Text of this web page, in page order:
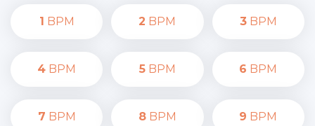
1 BPM 2 BPM 3BPM
4 BPM 5BPM 6 BPM
7 BPM 8BPM 9 BPM